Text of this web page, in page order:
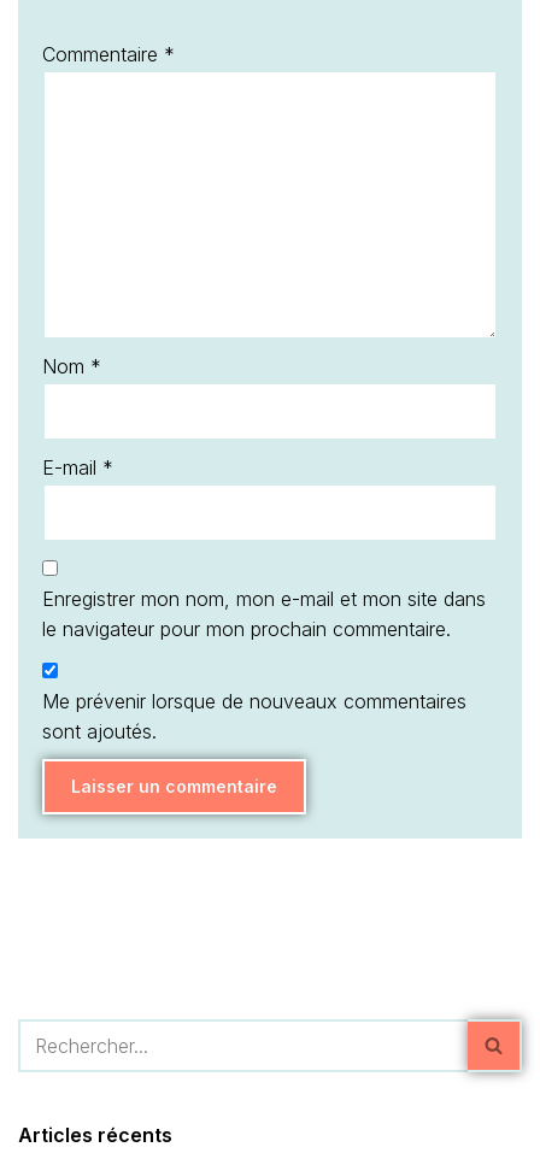
Commentaire *
Nom *
E-mail *
Enregistrer mon nom, mon e-mail et mon site dans
le navigateur pour mon prochain commentaire.
Me prévenir lorsque de nouveaux commentaires
sont ajoutés.
Articles récents